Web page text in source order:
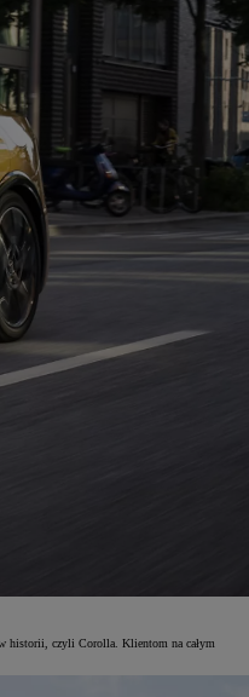
historii, czyli Corolla. Klientom na całym